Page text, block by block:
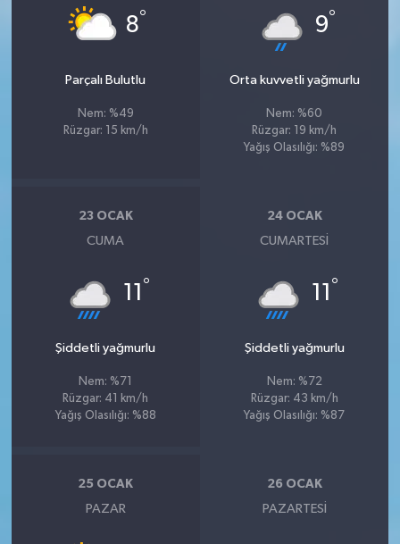
8°
Parçalı Bulutlu
Nem: %49
Rüzgar: 15 km/h
9°
Orta kuvvetli yağmurlu
Nem: %60
Rüzgar: 19 km/h
Yağış Olasılığı: %89
23 OCAK
CUMA
11 °
Şiddetli yağmurlu
Nem: %71
Rüzgar: 41 km/h
Yağış Olasılığı: %88
24 OCAK
CUMARTESI
11 °
Şiddetli yağmurlu
Nem: %72
Rüzgar: 43 km/h
Yağış Olasılığı: %87
25 OCAK
PAZAR
26 OCAK
PAZARTESI